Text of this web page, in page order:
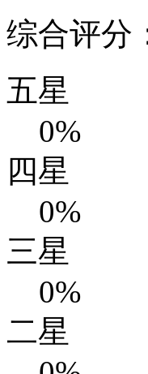
综合评分
五星
0%
四星
0%
三星
0%
二星